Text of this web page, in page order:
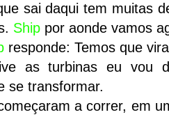
sai daqui tem muitas
Ship por aonde vamos
responde: Temos que
as turbinas eu vou
se transformar.
a correr, em